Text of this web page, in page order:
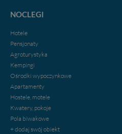
NOCLEGI
Hotele
Pensjonaty
Agroturystyka
Kempingi
Ośrodki wypoczynkowe
Apartamenty
Hostele, motele
Kwatery, pokoje
Pola biwakowe
+ dodaj swój obiekt
informacji uzyskach w naszej
wyrażasz zgodę na
Nasz serwis nie wykorzystuje
Twoich danych innym
trzecim. Wyjątkiem jest
Twoich danych jest elementem
danych z formularza
w przypadku rezerwacji usług
itp). Więcej informacji o
serwisu w